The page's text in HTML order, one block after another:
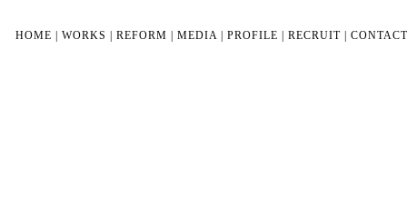
HOME WORKS REFORM MEDIA PROFILE RECRUIT CONTACT